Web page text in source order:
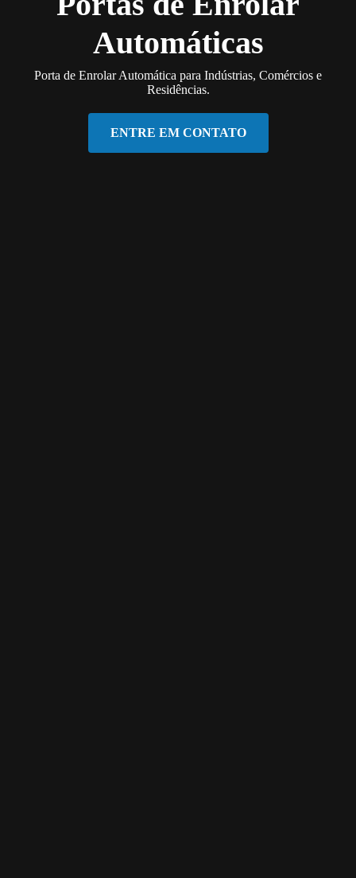
Automáticas
Porta de Enrolar Automática para Indústrias, Comércios e
Residências.
ENTRE EM CONTATO